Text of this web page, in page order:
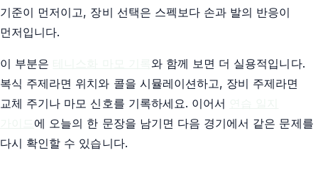
기준이 먼저이고, 장비 선택은 스펙보다 손과 발의 반응이
먼저입니다.
이 부분은
와 함께 보면 더 실용적입니다.
복식 주제라면 위치와 콜을 시뮬레이션하고, 장비 주제라면
교체 주기나 마모 신호를 기록하세요. 이어서
에 오늘의 한 문장을 남기면 다음 경기에서 같은 문제를
다시 확인할 수 있습니다.